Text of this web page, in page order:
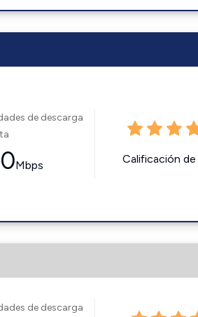
de descarga
Mbps Calificación
de descarga